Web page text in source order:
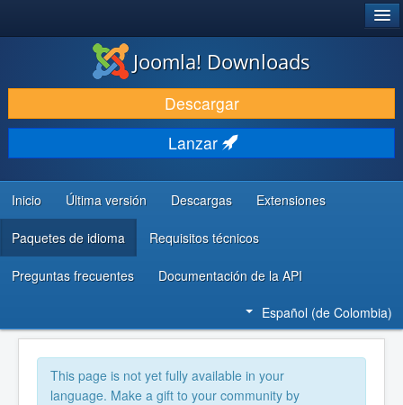
DESCARGAR
DESCUBRE Y APRENDE
COMUNIDAD Y AYUDA
RECURSOS PARA DESARROLLADORES
Joomla! Downloads
Descargar
Lanzar
Inicio Última versión Descargas Extensiones
Paquetes de idioma Requisitos técnicos
Preguntas frecuentes Documentación de la API
Español (de Colombia)
This page is not yet fully available in your
language. Make a gift to your community by